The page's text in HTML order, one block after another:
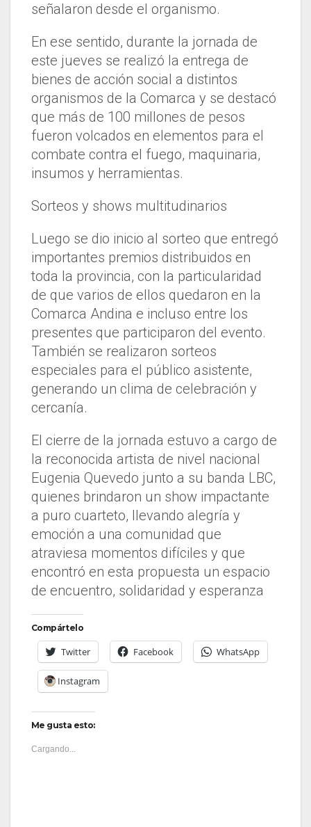
señalaron desde el organismo.
En ese sentido, durante la jornada de
este jueves se realizó la entrega de
bienes de acción social a distintos
organismos de la Comarca y se destacó
que más de 100 millones de pesos
fueron volcados en elementos para el
combate contra el fuego, maquinaria,
insumos y herramientas.
Sorteos y shows multitudinarios
Luego se dio inicio al sorteo que entregó
importantes premios distribuidos en
toda la provincia, con la particularidad
de que varios de ellos quedaron en la
Comarca Andina e incluso entre los
presentes que participaron del evento.
También se realizaron sorteos
especiales para el público asistente,
generando un clima de celebración y
cercanía.
El cierre de la jornada estuvo a cargo de
la reconocida artista de nivel nacional
Eugenia Quevedo junto a su banda LBC,
quienes brindaron un show impactante
a puro cuarteto, llevando alegría y
emoción a una comunidad que
atraviesa momentos difíciles y que
encontró en esta propuesta un espacio
de encuentro, solidaridad y esperanza
Compártelo
Twitter Facebook WhatsApp
Instagram
Me gusta esto:
Cargando...